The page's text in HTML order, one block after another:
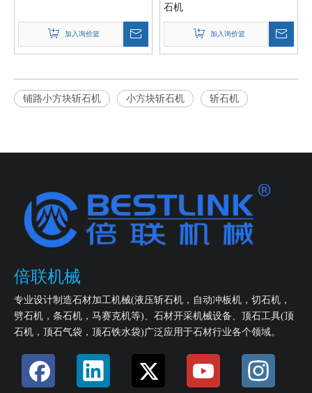
加入询价篮
石机
加入询价篮
铺路小方块斩石机 小方块斩石机 斩石机
倍联机械
专业设计制造石材加工机械(液压斩石机，自动冲板机，切石机，
劈石机，条石机，马赛克机等)、石材开采机械设备、顶石工具(顶
石机，顶石气袋，顶石铁水袋)广泛应用于石材行业各个领域。